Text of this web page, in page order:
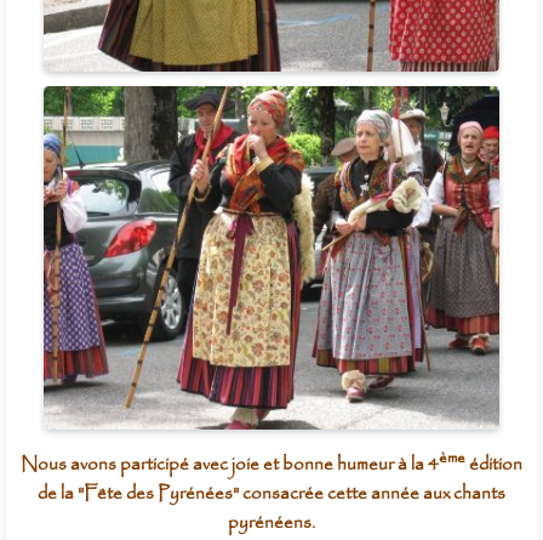
Nous avons participé avec joie et bonne humeur à la 4èmeédition
de la "Fête des Pyrénées" consacrée cette année aux chants
pyrénéens.